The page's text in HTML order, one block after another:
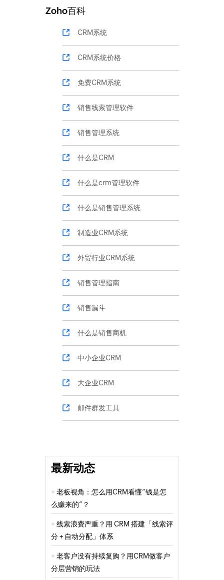
Zoho百科
CRM系统
CRM系统价格
免费CRM系统
销售线索管理软件
销售管理系统
什么是CRM
什么是crm管理软件
什么是销售管理系统
制造业CRM系统
外贸行业CRM系统
销售管理指南
销售漏斗
什么是销售商机
中小企业CRM
大企业CRM
邮件群发工具
最新动态
老板视角：怎么用CRM看懂“钱是怎
么赚来的”？
线索浪费严重？用 CRM 搭建「线索评
分 + 自动分配」体系
老客户没有持续复购？用CRM做客户
分层营销的玩法